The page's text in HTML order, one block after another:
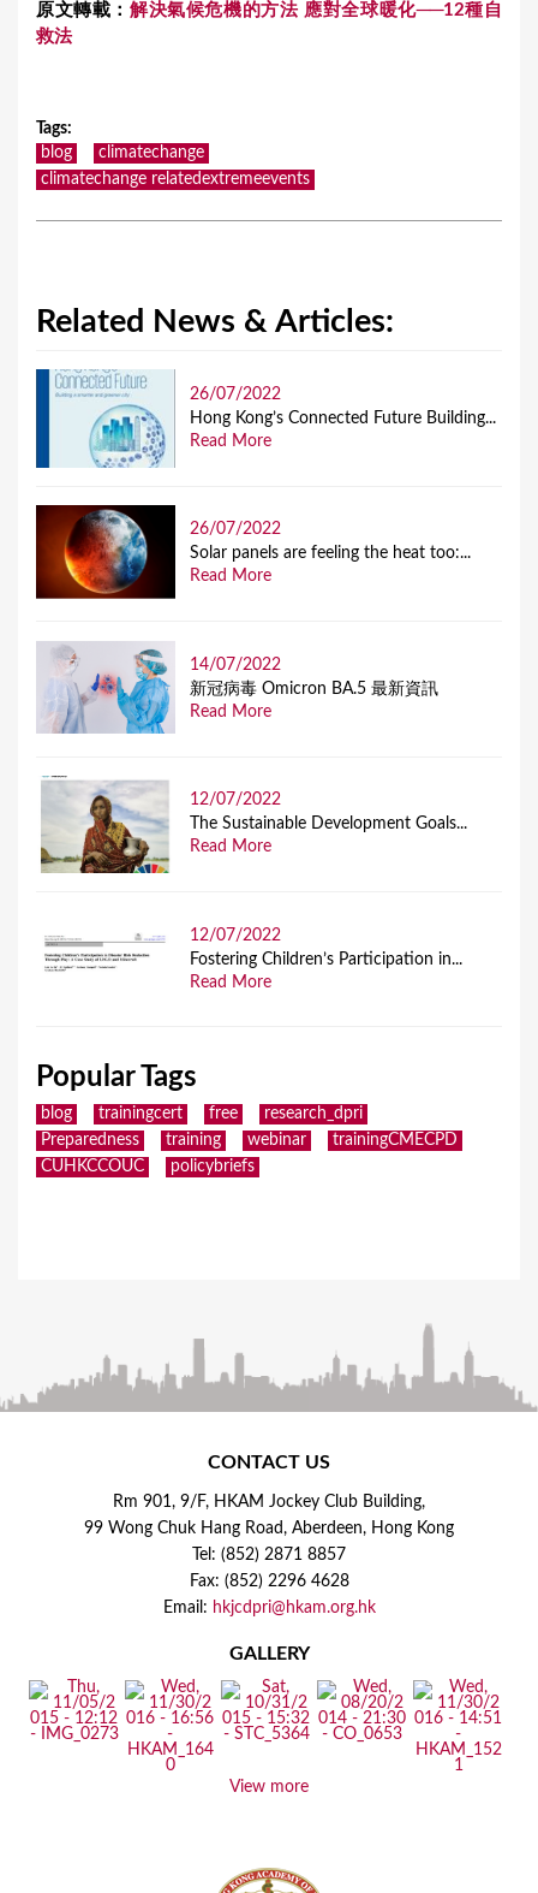
原文轉載：解決氣候危機的方法 應對全球暖化──12種自
救法
Tags:
blog
climatechange
climatechange relatedextremeevents
Related News & Articles:
26/07/2022
Hong Kong’s Connected Future Building...
Read More
26/07/2022
Solar panels are feeling the heat too:...
Read More
14/07/2022
新冠病毒 Omicron BA.5 最新資訊
Read More
12/07/2022
The Sustainable Development Goals...
Read More
12/07/2022
Fostering Children’s Participation in...
Read More
Popular Tags
blog trainingcert free
research_dpri
Preparedness
training webinar
trainingCMECPD
CUHKCCOUC
policybriefs
CONTACT US
Rm 901, 9/F, HKAM Jockey Club Building,
99 Wong Chuk Hang Road, Aberdeen, Hong Kong
Tel: (852) 2871 8857
Fax: (852) 2296 4628
Email: hkjcdpri@hkam.org.hk
GALLERY
View more